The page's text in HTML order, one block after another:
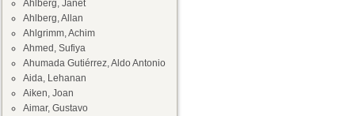
Ahlberg, Janet
Ahlberg, Allan
Ahlgrimm, Achim
Ahmed, Sufiya
Ahumada Gutiérrez, Aldo Antonio
Aida, Lehanan
Aiken, Joan
Aimar, Gustavo